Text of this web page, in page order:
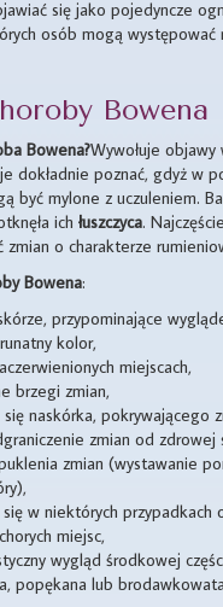
się jako pojedyncze
osób mogą występować
Bowena
Bowena?Wywołuje objawy
dokładnie poznać, gdyż w
być mylone z uczuleniem.
ich łuszczyca.
zmian o charakterze
Bowena:
przypominające
kolor,
miejscach,
brzegi zmian,
się naskórka, pokrywającego
zmian od zdrowej
zmian (wystawanie
w niektórych przypadkach
miejsc,
wygląd środkowej
popękana lub